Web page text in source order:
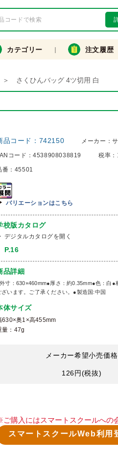
カテゴリー 注文履歴
＞ さくひんバッグ 4ツ切用 白
品コード： 742150 メーカー：
コード：4538908038819 税率：
番： 45501
バリエーションはこちら
校版カタログ
デジタルカタログを開く
P.16
品詳細
寸：630×460mm●厚さ：約0.35mm●色：白
ざいます。ご了承ください。●製造国:中国
体サイズ
630×奥1×高455mm
量：47g
メーカー希望小売価格
126円(税抜)
購入にはスマートスクールへの
スマートスクールWeb利用